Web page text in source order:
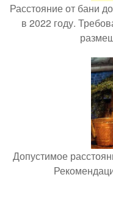
Расстояние от бани
в 2022 году.
Допустимое